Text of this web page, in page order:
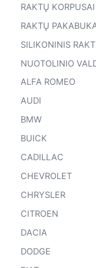
RAKTŲ KORPUSAI
RAKTŲ
SILIKONINIS
NUOTOLINIO
ALFA ROMEO
AUDI
BMW
BUICK
CADILLAC
CHEVROLET
CHRYSLER
CITROEN
DACIA
DODGE